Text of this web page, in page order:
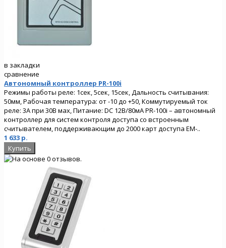
в закладки
сравнение
Автономный контроллер PR-100i
Режимы работы реле: 1сек, 5сек, 15сек, Дальность считывания:
50мм, Рабочая температура: от -10 до +50, Коммутируемый ток
реле: 3А при 30В мах, Питание: DC 12В/80мА PR-100i – автономный
контроллер для систем контроля доступа со встроенным
считывателем, поддерживающим до 2000 карт доступа EM-..
1 633 р.